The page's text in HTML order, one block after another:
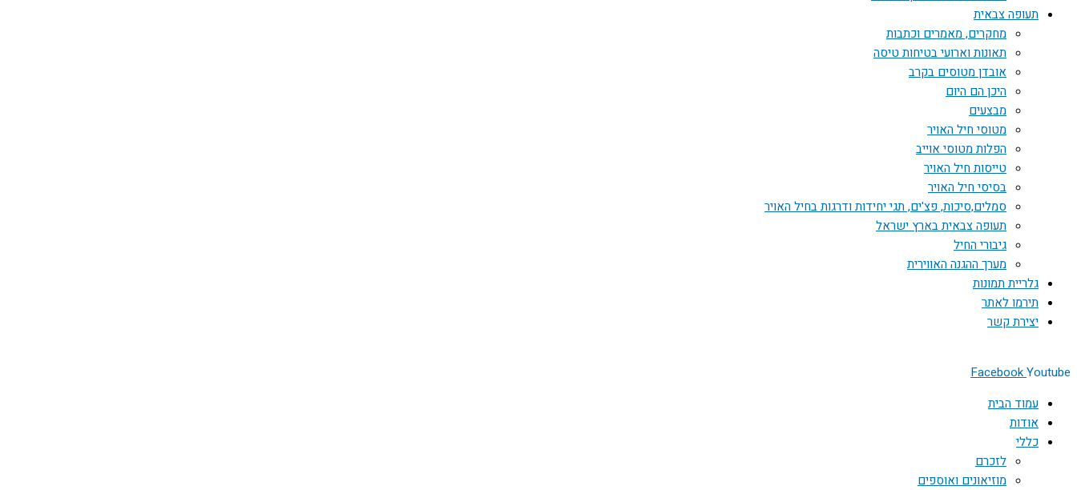
תעופה צבאית
מחקרים, מאמרים וכתבות
תאונות וארועי בטיחות טיסה
אובדן מטוסים בקרב
היכן הם היום
מבצעים
מטוסי חיל האויר
הפלות מטוסי אוייב
טייסות חיל האויר
בסיסי חיל האויר
סמלים,סיכות, פצ'ים, תגי יחידות ודרגות בחיל האויר
תעופה צבאית בארץ ישראל
גיבורי החיל
מערך ההגנה האווירית
גלריית תמונות
תירמו לאתר
יצירת קשר
FacebookYoutube
עמוד הבית
אודות
כללי
לזכרם
מוזיאונים ואוספים